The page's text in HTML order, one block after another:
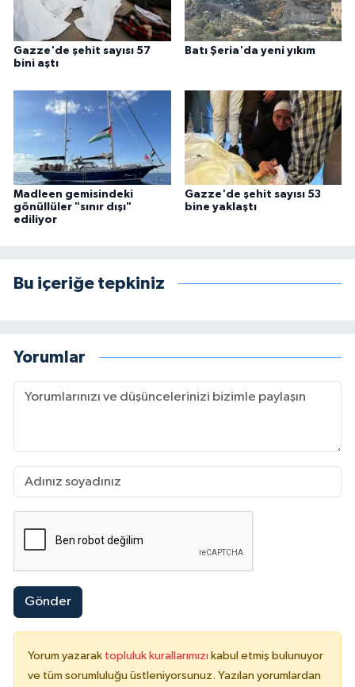
Gazze'de şehit sayısı 57
bini aştı
Batı Şeria'da yeni yıkım
Madleen gemisindeki
gönüllüler "sınır dışı"
ediliyor
Gazze'de şehit sayısı 53
bine yaklaştı
Bu içeriğe tepkiniz
Yorumlar
Gönder
Yorum yazarak topluluk kurallarımızı kabul etmiş bulunuyor
ve tüm sorumluluğu üstleniyorsunuz. Yazılan yorumlardan